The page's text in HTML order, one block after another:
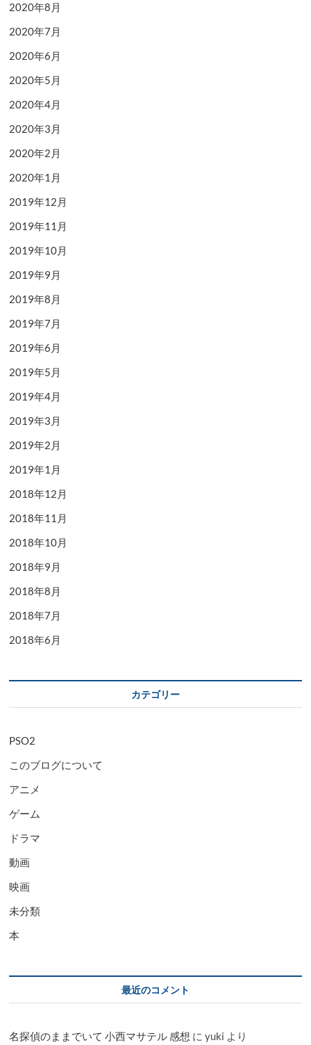
2020年8月
2020年7月
2020年6月
2020年5月
2020年4月
2020年3月
2020年2月
2020年1月
2019年12月
2019年11月
2019年10月
2019年9月
2019年8月
2019年7月
2019年6月
2019年5月
2019年4月
2019年3月
2019年2月
2019年1月
2018年12月
2018年11月
2018年10月
2018年9月
2018年8月
2018年7月
2018年6月
カテゴリー
PSO2
このブログについて
アニメ
ゲーム
ドラマ
動画
映画
未分類
本
最近のコメント
名探偵のままでいて 小西マサテル 感想 にyuki より